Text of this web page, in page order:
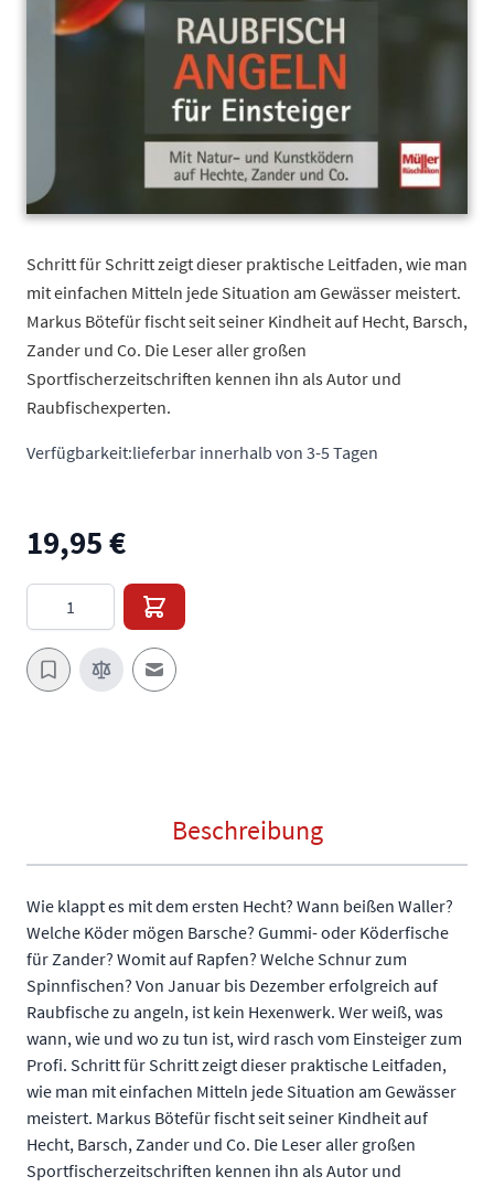
Schritt für Schritt zeigt dieser praktische Leitfaden, wie man
mit einfachen Mitteln jede Situation am Gewässer meistert.
Markus Bötefür fischt seit seiner Kindheit auf Hecht, Barsch,
Zander und Co. Die Leser aller großen
Sportfischerzeitschriften kennen ihn als Autor und
Raubfischexperten.
Verfügbarkeit:lieferbar innerhalb von 3-5 Tagen
19,95 €
Menge
E-Mail an einen Freund
Beschreibung
Wie klappt es mit dem ersten Hecht? Wann beißen Waller?
Welche Köder mögen Barsche? Gummi- oder Köderfische
für Zander? Womit auf Rapfen? Welche Schnur zum
Spinnfischen? Von Januar bis Dezember erfolgreich auf
Raubfische zu angeln, ist kein Hexenwerk. Wer weiß, was
wann, wie und wo zu tun ist, wird rasch vom Einsteiger zum
Profi. Schritt für Schritt zeigt dieser praktische Leitfaden,
wie man mit einfachen Mitteln jede Situation am Gewässer
meistert. Markus Bötefür fischt seit seiner Kindheit auf
Hecht, Barsch, Zander und Co. Die Leser aller großen
Sportfischerzeitschriften kennen ihn als Autor und